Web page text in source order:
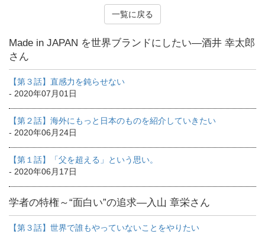
Made in JAPAN を世界ブランドにしたい―酒井 幸太郎
さん
【第３話】直感力を鈍らせない
- 2020年07月01日
【第２話】海外にもっと日本のものを紹介していきたい
- 2020年06月24日
【第１話】「父を超える」という思い。
- 2020年06月17日
学者の特権～“面白い”の追求―入山 章栄さん
【第３話】世界で誰もやっていないことをやりたい
一覧に戻る